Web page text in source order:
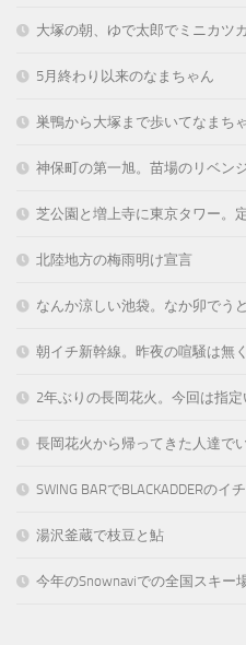
大塚の朝、ゆで太郎でミニカツ
5月終わり以来のなまちゃん
巣鴨から大塚まで歩いてなまち
神保町の第一旭。苗場のリベン
芝公園と増上寺に東京タワー。
北陸地方の梅雨明け宣言
なんか涼しい池袋。なか卯でう
朝イチ新幹線。昨夜の喧騒は無く
2年ぶりの長岡花火。今回は指定
長岡花火から帰ってきた人達で
SWING BARでBLACKADDERのイ
湯沢釜蔵で枝豆と鮎
今年のSnownaviでの全国スキー